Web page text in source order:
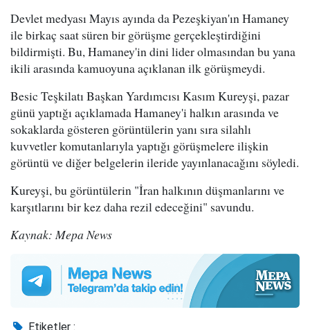
Devlet medyası Mayıs ayında da Pezeşkiyan'ın Hamaney
ile birkaç saat süren bir görüşme gerçekleştirdiğini
bildirmişti. Bu, Hamaney'in dini lider olmasından bu yana
ikili arasında kamuoyuna açıklanan ilk görüşmeydi.
Besic Teşkilatı Başkan Yardımcısı Kasım Kureyşi, pazar
günü yaptığı açıklamada Hamaney'i halkın arasında ve
sokaklarda gösteren görüntülerin yanı sıra silahlı
kuvvetler komutanlarıyla yaptığı görüşmelere ilişkin
görüntü ve diğer belgelerin ileride yayınlanacağını söyledi.
Kureyşi, bu görüntülerin "İran halkının düşmanlarını ve
karşıtlarını bir kez daha rezil edeceğini" savundu.
Kaynak: Mepa News
Etiketler :